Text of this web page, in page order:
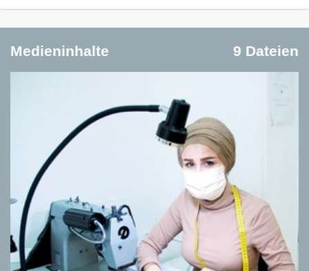
Medieninhalte 9 Dateien